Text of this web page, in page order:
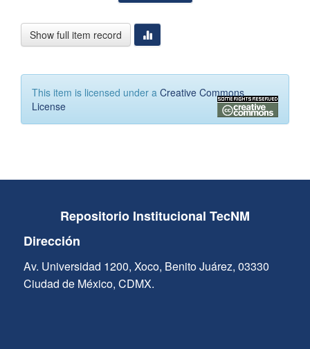
Show full item record
This item is licensed under a Creative Commons
License
Repositorio Institucional TecNM
Dirección
Av. Universidad 1200, Xoco, Benito Juárez, 03330
Ciudad de México, CDMX.